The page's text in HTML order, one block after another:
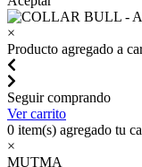
×
Producto agregado a
Seguir comprando
Ver carrito
0 item(s) agregado tu
×
MUTMA